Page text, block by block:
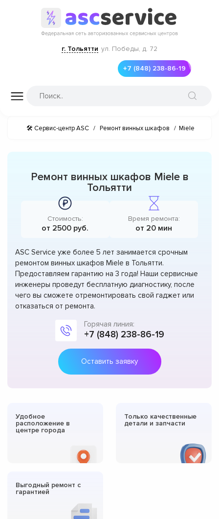
г. Тольятти ул. Победы, д. 72
+7 (848) 238-86-19
🛠 Сервис-центр ASC / Ремонт винных шкафов / Miele
Ремонт винных шкафов Miele в
Тольятти
Стоимость:
от 2500 руб.
Время ремонта:
от 20 мин
ASC Service уже более 5 лет занимается срочным
ремонтом винных шкафов Miele в Тольятти.
Предоставляем гарантию на 3 года! Наши сервисные
инженеры проведут бесплатную диагностику, после
чего вы сможете отремонтировать свой гаджет или
отказаться от ремонта.
Горячая линия:
+7 (848) 238-86-19
Оставить заявку
Удобное
расположение в
центре города
Только качественные
детали и запчасти
Выгодный ремонт с
гарантией